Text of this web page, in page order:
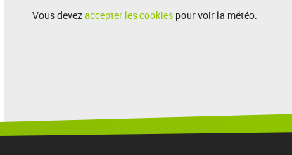
Vous devezaccepter les cookies pour voir la météo.